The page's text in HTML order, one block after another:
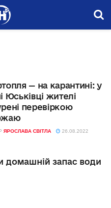
— на карантині: у
Юськівці жителі
перевіркою
ЯРОСЛАВА СВІТЛА 26.08.2022
домашній запас води